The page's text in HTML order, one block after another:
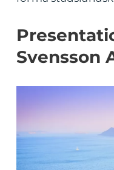
Svensson